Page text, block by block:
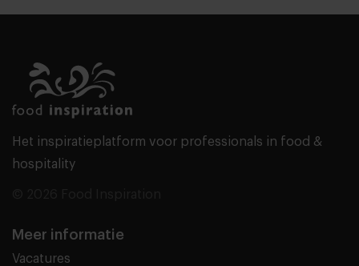
Het inspiratieplatform voor professionals in food &
hospitality
Meer informatie
Vacatures